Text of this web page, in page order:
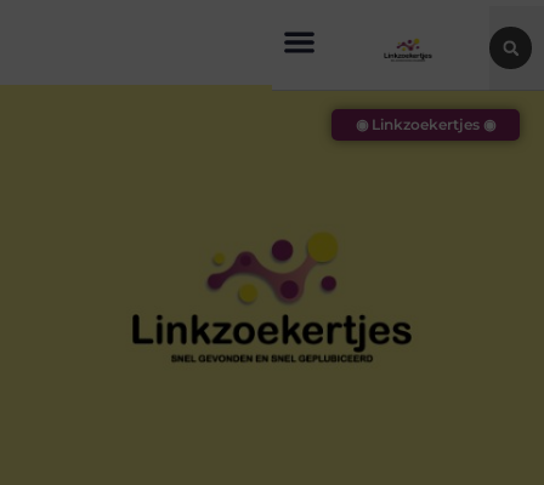
◉ Linkzoekertjes ◉